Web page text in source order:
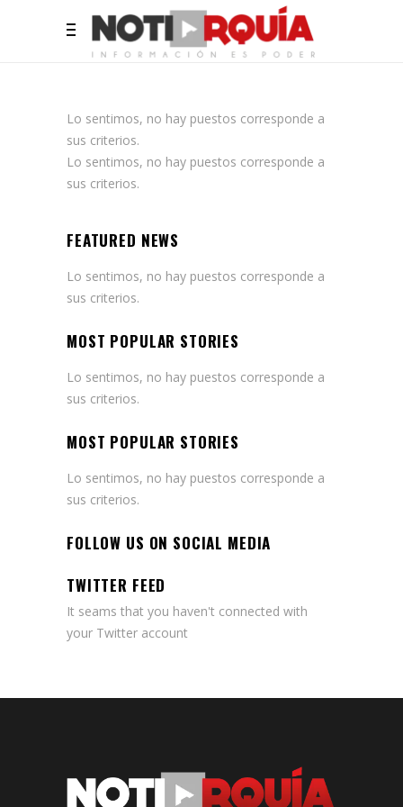
Lo sentimos, no hay puestos corresponde a
sus criterios.
Lo sentimos, no hay puestos corresponde a
sus criterios.
FEATURED NEWS
Lo sentimos, no hay puestos corresponde a
sus criterios.
MOST POPULAR STORIES
Lo sentimos, no hay puestos corresponde a
sus criterios.
MOST POPULAR STORIES
Lo sentimos, no hay puestos corresponde a
sus criterios.
FOLLOW US ON SOCIAL MEDIA
TWITTER FEED
It seams that you haven't connected with
your Twitter account